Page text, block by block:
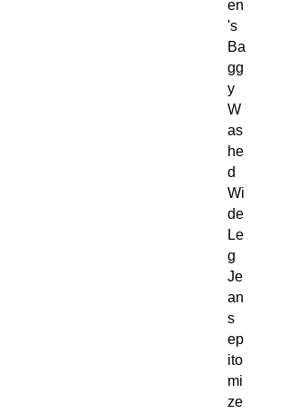
en
's
Ba
gg
y
W
as
he
d
Wi
de
Le
g
Je
an
s
ep
ito
mi
ze